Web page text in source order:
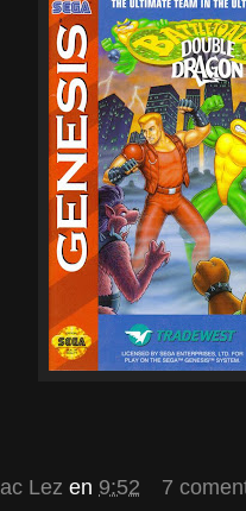
Lez en 9:52
7